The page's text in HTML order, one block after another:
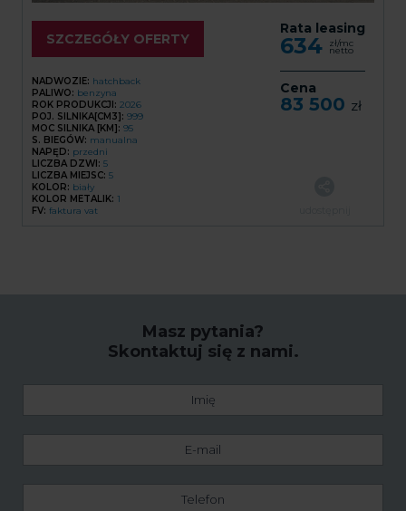
NADWOZIE: hatchback
PALIWO: benzyna
ROK PRODUKCJI: 2026
POJ. SILNIKA[CM3]: 999
MOC SILNIKA [KM]: 95
S. BIEGÓW: manualna
NAPĘD: przedni
LICZBA DZWI: 5
LICZBA MIEJSC: 5
KOLOR: biały
KOLOR METALIK: 1
FV: faktura vat
SZCZEGÓŁY OFERTY
Rata leasing
634 zł/mc
netto
Cena
83 500 zł
Masz pytania?
Skontaktuj się z nami.